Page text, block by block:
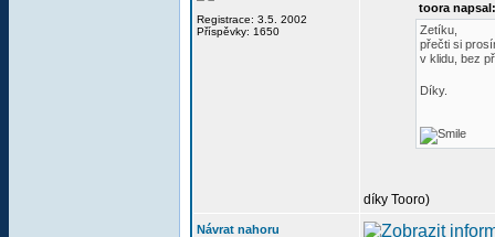
Registrace: 3.5. 2002
Příspěvky: 1650
toora napsal:
Zetíku,
přečti si
v klidu, bez
Díky.
díky Tooro)
Návrat nahoru